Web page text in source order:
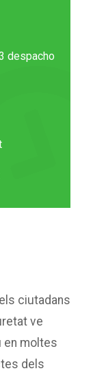
despacho
ciutadans
ve
en moltes
dels